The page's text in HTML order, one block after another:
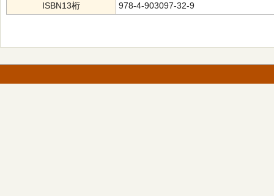
ISBN13桁
978-4-903097-32-9